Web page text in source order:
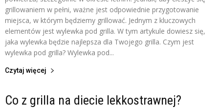
grillowaniem w pełni, ważne jest odpowiednie przygotowanie
miejsca, w którym będziemy grillować. Jednym z kluczowych
elementów jest wylewka pod grilla. W tym artykule dowiesz się,
jaka wylewka będzie najlepsza dla Twojego grilla. Czym jest
wylewka pod grilla? Wylewka pod...
Czytaj więcej
Co z grilla na diecie lekkostrawnej?